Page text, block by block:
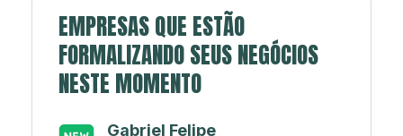
EMPRESAS QUE ESTÃO
FORMALIZANDO SEUS NEGÓCIOS
NESTE MOMENTO
Japa’s açaí e sorveteria